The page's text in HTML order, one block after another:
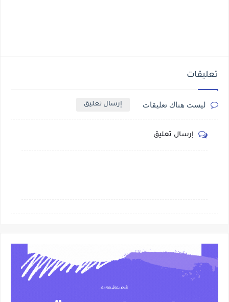
تعليقات
ليست هناك تعليقات إرسال تعليق
إرسال تعليق